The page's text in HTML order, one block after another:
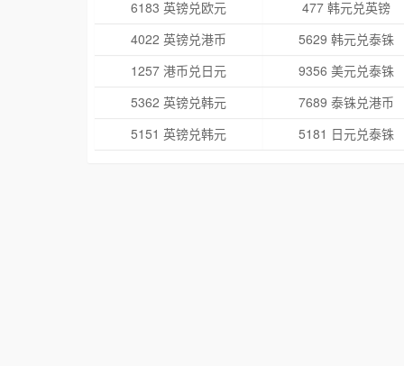
6183 英镑兑欧元
477 韩元兑英镑
4022 英镑兑港币
5629 韩元兑泰铢
1257 港币兑日元
9356 美元兑泰铢
5362 英镑兑韩元
7689 泰铢兑港币
5151 英镑兑韩元
5181 日元兑泰铢